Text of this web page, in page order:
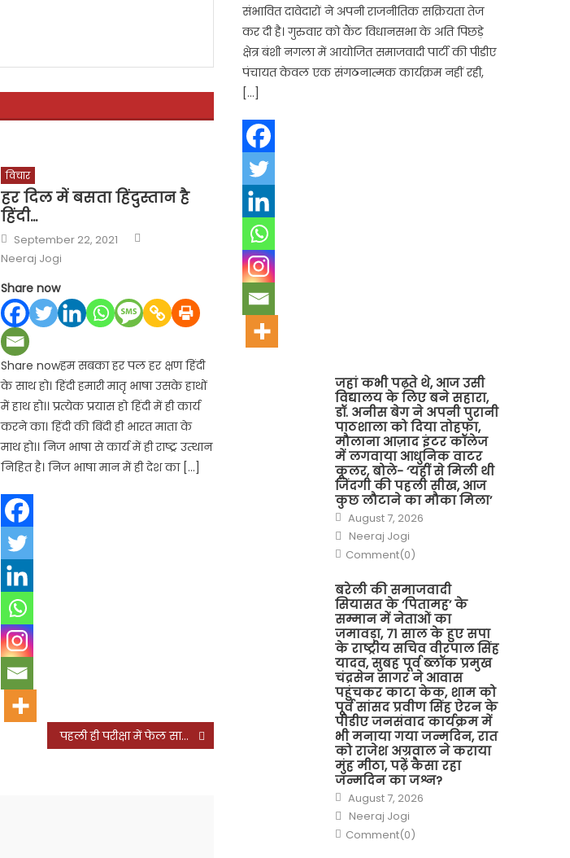
विचार
हर दिल में बसता हिंदुस्तान है
हिंदी…
Posted
on
September 22, 2021
Neeraj Jogi
Share now
Share nowहम सबका हर पल हर क्षण हिंदी
के साथ हो। हिंदी हमारी मातृ भाषा उसके हाथों
में हाथ हो।। प्रत्येक प्रयास हो हिंदी में ही कार्य
करने का। हिंदी की बिंदी ही भारत माता के
माथ हो।। निज भाषा से कार्य में ही राष्ट्र उत्थान
निहित है। निज भाषा मान में ही देश का […]
पहली ही परीक्षा में फेल साबित हुए सपा जिला अध्यक्ष अगम मौर्या
संभावित दावेदारों ने अपनी राजनीतिक सक्रियता तेज
कर दी है। गुरुवार को कैंट विधानसभा के अति पिछड़े
क्षेत्र बंशी नगला में आयोजित समाजवादी पार्टी की पीडीए
पंचायत केवल एक संगठनात्मक कार्यक्रम नहीं रही,
[…]
जहां कभी पढ़ते थे, आज उसी
विद्यालय के लिए बने सहारा,
डॉ. अनीस बेग ने अपनी पुरानी
पाठशाला को दिया तोहफा,
मौलाना आज़ाद इंटर कॉलेज
में लगवाया आधुनिक वाटर
कूलर, बोले- ‘यहीं से मिली थी
जिंदगी की पहली सीख, आज
कुछ लौटाने का मौका मिला’
Posted
on
August 7, 2026
Author
Neeraj Jogi
Comment(0)
बरेली की समाजवादी
सियासत के ‘पितामह’ के
सम्मान में नेताओं का
जमावड़ा, 71 साल के हुए सपा
के राष्ट्रीय सचिव वीरपाल सिंह
यादव, सुबह पूर्व ब्लॉक प्रमुख
चंद्रसेन सागर ने आवास
पहुंचकर काटा केक, शाम को
पूर्व सांसद प्रवीण सिंह ऐरन के
पीडीए जनसंवाद कार्यक्रम में
भी मनाया गया जन्मदिन, रात
को राजेश अग्रवाल ने कराया
मुंह मीठा, पढ़ें कैसा रहा
जन्मदिन का जश्न?
Posted
on
August 7, 2026
Author
Neeraj Jogi
Comment(0)